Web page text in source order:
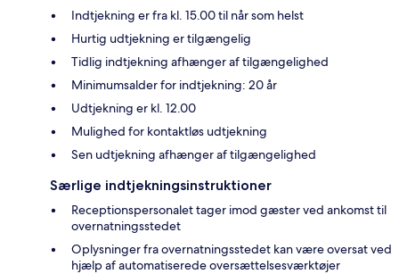
Indtjekning er fra kl. 15.00 til når som helst
Hurtig udtjekning er tilgængelig
Tidlig indtjekning afhænger af tilgængelighed
Minimumsalder for indtjekning: 20 år
Udtjekning er kl. 12.00
Mulighed for kontaktløs udtjekning
Sen udtjekning afhænger af tilgængelighed
Særlige indtjekningsinstruktioner
Receptionspersonalet tager imod gæster ved ankomst til
overnatningsstedet
Oplysninger fra overnatningsstedet kan være oversat ved
hjælp af automatiserede oversættelsesværktøjer